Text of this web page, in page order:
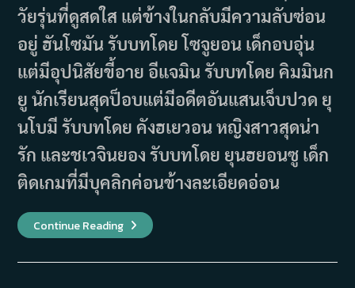
วัยรุ่นที่ดูสดใส แต่ข้างในกลับมีความลับซ่อน
อยู่ ฮันโซมัน รับบทโดย โซจูยอน เด็กอบอุ่น
แต่มีอุปนิสัยขี้อาย อีแจมิน รับบทโดย คิมมินก
ยู นักเรียนสุดป็อบแต่มีอดีตอันแสนเจ็บปวด ยุ
นโบมี รับบทโดย คังฮเยวอน หญิงสาวสุดน่า
รัก และชเวจินยอง รับบทโดย ยุนฮยอนซู เด็ก
ติดเกมที่มีบุคลิกค่อนข้างละเอียดอ่อน
Continue Readingเรื่อง
ย่อ
Seasons